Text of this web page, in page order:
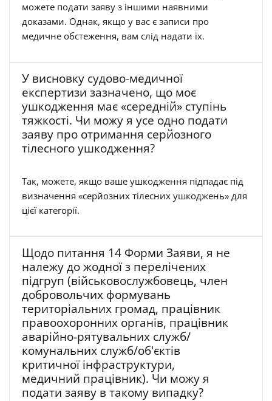
можете подати заяву з іншими наявними
доказами. Однак, якщо у вас є записи про
медичне обстеження, вам слід надати їх.
У висновку судово-медичної
експертизи зазначено, що моє
ушкодження має «середній» ступінь
тяжкості. Чи можу я усе одно подати
заяву про отримання серйозного
тілесного ушкодження?
Так, можете, якщо ваше ушкодження підпадає під
визначення «серйозних тілесних ушкоджень» для
цієї категорії.
Щодо питання 14 Форми Заяви, я не
належу до жодної з перелічених
підгруп (військовослужбовець, член
добровольчих формувань
територіальних громад, працівник
правоохоронних органів, працівник
аварійно-рятувальних служб/
комунальних служб/об'єктів
критичної інфраструктури,
медичний працівник). Чи можу я
подати заяву в такому випадку?